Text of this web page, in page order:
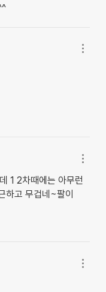
1 2차때에는 아무런
하고 무겁네~팔이